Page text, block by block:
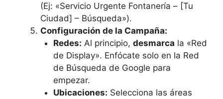
(Ej: «Servicio Urgente Fontanería – [Tu
Ciudad] – Búsqueda»).
Configuración de la Campaña:
Redes: Al principio, desmarca la «Red
de Display». Enfócate solo en la Red
de Búsqueda de Google para
empezar.
Ubicaciones: Selecciona las áreas